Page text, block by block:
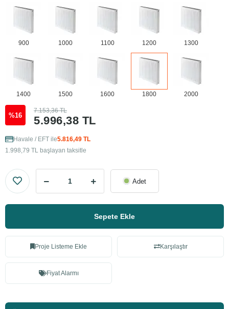
900 1000 1100 1200 1300
1400 1500 1600 1800 2000
%16 5.996,38 TL
7.153,36 TL
Havale / EFT ile5.816,49 TL
1.998,79 TL başlayan taksitle
Adet
Sepete Ekle
Proje Listeme Ekle Karşılaştır
Fiyat Alarmı